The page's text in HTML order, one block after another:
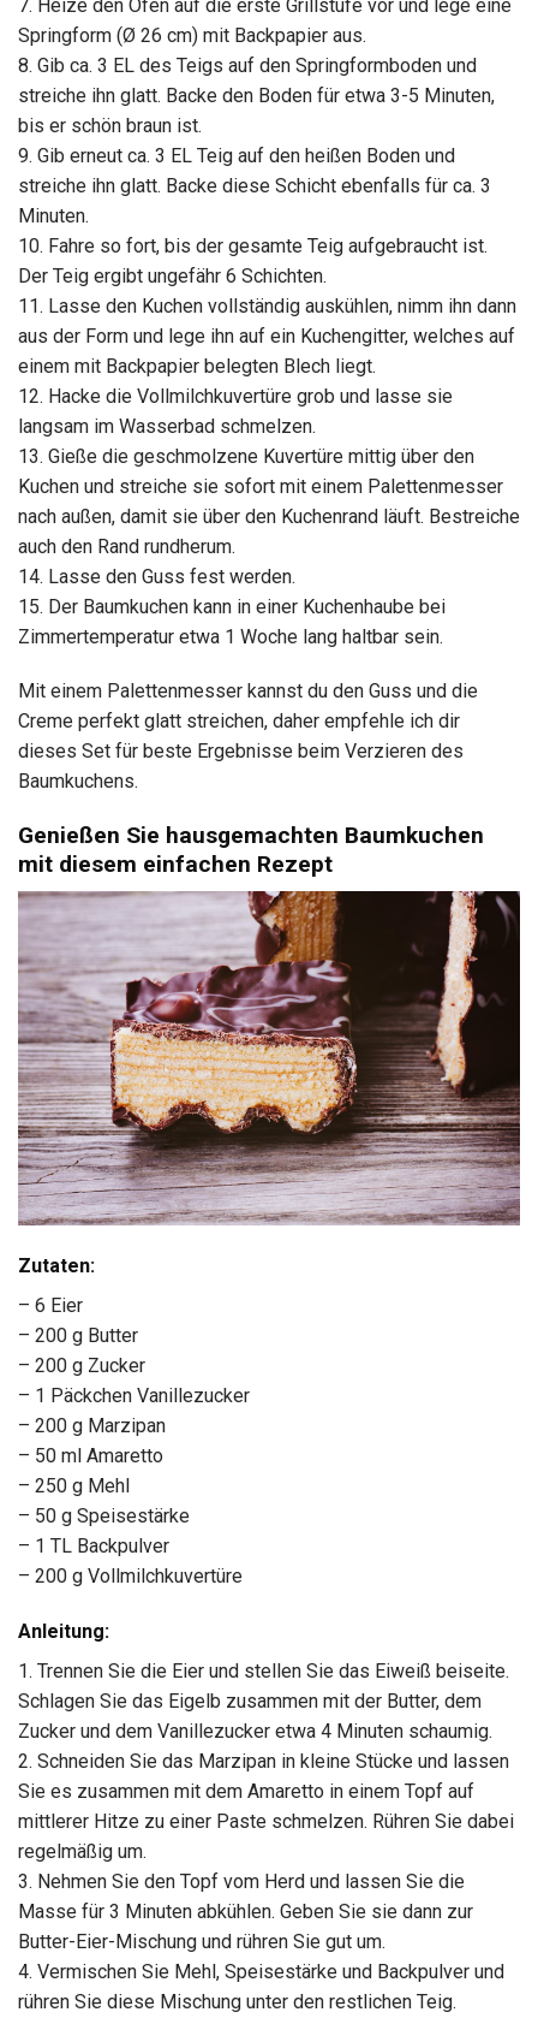
7. Heize den Ofen auf die erste Grillstufe vor und lege eine
Springform (Ø 26 cm) mit Backpapier aus.
8. Gib ca. 3 EL des Teigs auf den Springformboden und
streiche ihn glatt. Backe den Boden für etwa 3-5 Minuten,
bis er schön braun ist.
9. Gib erneut ca. 3 EL Teig auf den heißen Boden und
streiche ihn glatt. Backe diese Schicht ebenfalls für ca. 3
Minuten.
10. Fahre so fort, bis der gesamte Teig aufgebraucht ist.
Der Teig ergibt ungefähr 6 Schichten.
11. Lasse den Kuchen vollständig auskühlen, nimm ihn dann
aus der Form und lege ihn auf ein Kuchengitter, welches auf
einem mit Backpapier belegten Blech liegt.
12. Hacke die Vollmilchkuvertüre grob und lasse sie
langsam im Wasserbad schmelzen.
13. Gieße die geschmolzene Kuvertüre mittig über den
Kuchen und streiche sie sofort mit einem Palettenmesser
nach außen, damit sie über den Kuchenrand läuft. Bestreiche
auch den Rand rundherum.
14. Lasse den Guss fest werden.
15. Der Baumkuchen kann in einer Kuchenhaube bei
Zimmertemperatur etwa 1 Woche lang haltbar sein.
Mit einem Palettenmesser kannst du den Guss und die
Creme perfekt glatt streichen, daher empfehle ich dir
dieses Set für beste Ergebnisse beim Verzieren des
Baumkuchens.
Genießen Sie hausgemachten Baumkuchen
mit diesem einfachen Rezept
Zutaten:
– 6 Eier
– 200 g Butter
– 200 g Zucker
– 1 Päckchen Vanillezucker
– 200 g Marzipan
– 50 ml Amaretto
– 250 g Mehl
– 50 g Speisestärke
– 1 TL Backpulver
– 200 g Vollmilchkuvertüre
Anleitung:
1. Trennen Sie die Eier und stellen Sie das Eiweiß beiseite.
Schlagen Sie das Eigelb zusammen mit der Butter, dem
Zucker und dem Vanillezucker etwa 4 Minuten schaumig.
2. Schneiden Sie das Marzipan in kleine Stücke und lassen
Sie es zusammen mit dem Amaretto in einem Topf auf
mittlerer Hitze zu einer Paste schmelzen. Rühren Sie dabei
regelmäßig um.
3. Nehmen Sie den Topf vom Herd und lassen Sie die
Masse für 3 Minuten abkühlen. Geben Sie sie dann zur
Butter-Eier-Mischung und rühren Sie gut um.
4. Vermischen Sie Mehl, Speisestärke und Backpulver und
rühren Sie diese Mischung unter den restlichen Teig.